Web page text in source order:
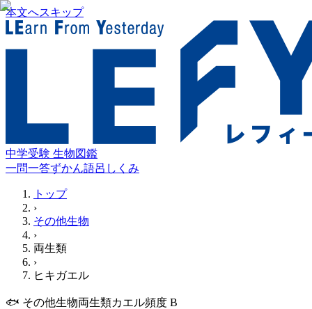
本文へスキップ
中学受験 生物図鑑
一問一答ずかん語呂 しくみ
トップ
›
その他生物
›
両生類
›
ヒキガエル
🐟 その他生物両生類カエル頻度 B